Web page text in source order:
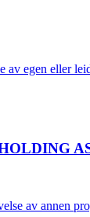
av egen eller
av annen